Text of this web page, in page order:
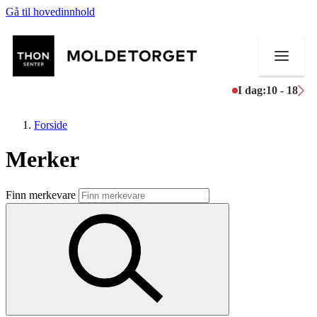
Gå til hovedinnhold
I dag:10 - 18
Butikker
Aktiviteter
Kundeklubb
Forside
Merker
Finn merkevare